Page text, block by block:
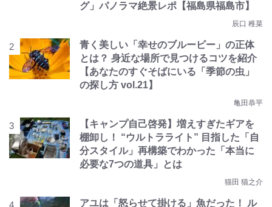
グ」パノラマ絶景レポ【福島県福島市】
辰口 稚菜
青く美しい「幸せのブルービー」の正体
とは？ 身近な場所で見つけるコツを紹介
【あなたのすぐそばにいる「季節の虫」
の探し方 vol.21】
亀田恭平
【キャンプ自己啓発】増えすぎたギアを
棚卸し！ “ウルトラライト” 目指した「自
分スタイル」再構築でわかった「本当に
必要な7つの道具」とは
猫田 猫之介
アユは「怒らせて掛ける」魚だった！ ル